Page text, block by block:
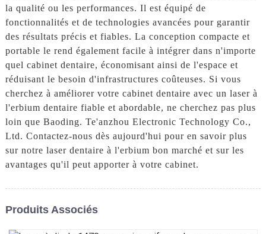
la qualité ou les performances. Il est équipé de
fonctionnalités et de technologies avancées pour garantir
des résultats précis et fiables. La conception compacte et
portable le rend également facile à intégrer dans n'importe
quel cabinet dentaire, économisant ainsi de l'espace et
réduisant le besoin d'infrastructures coûteuses. Si vous
cherchez à améliorer votre cabinet dentaire avec un laser à
l'erbium dentaire fiable et abordable, ne cherchez pas plus
loin que Baoding. Te'anzhou Electronic Technology Co.,
Ltd. Contactez-nous dès aujourd'hui pour en savoir plus
sur notre laser dentaire à l'erbium bon marché et sur les
avantages qu'il peut apporter à votre cabinet.
Produits Associés